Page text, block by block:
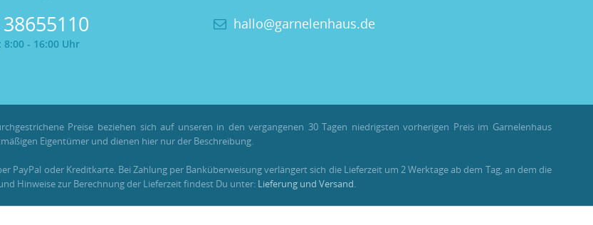
- 16:00 Uhr
hallo@garnelenhaus.de
Preise beziehen sich auf unseren in den vergangenen 30 Tagen niedrigsten vorherigen Preis im Garnelenhaus
Eigentümer und dienen hier nur der Beschreibung.
oder Kreditkarte. Bei Zahlung per Banküberweisung verlängert sich die Lieferzeit um 2 Werktage ab dem Tag, an dem die
Hinweise zur Berechnung der Lieferzeit findest Du unter: Lieferung und Versand.